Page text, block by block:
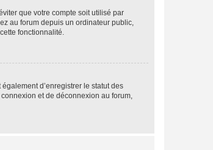
que votre compte soit utilisé par
au forum depuis un ordinateur public,
fonctionnalité.
d’enregistrer le statut des
et de déconnexion au forum,